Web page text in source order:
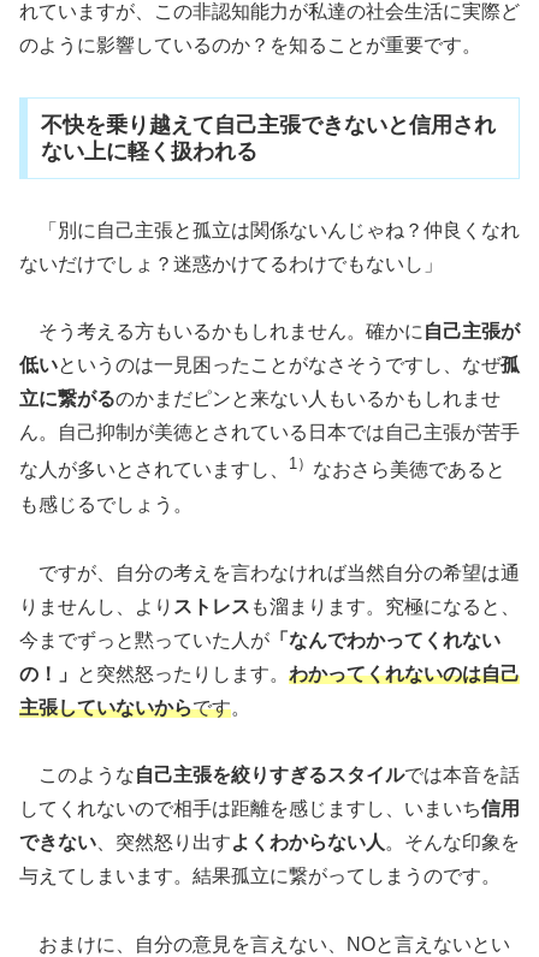
れていますが、この非認知能力が私達の社会生活に実際ど
のように影響しているのか？を知ることが重要です。
不快を乗り越えて自己主張できないと信用され
ない上に軽く扱われる
「別に自己主張と孤立は関係ないんじゃね？仲良くなれ
ないだけでしょ？迷惑かけてるわけでもないし」
そう考える方もいるかもしれません。確かに自己主張が
低いというのは一見困ったことがなさそうですし、なぜ孤
立に繋がるのかまだピンと来ない人もいるかもしれませ
ん。自己抑制が美徳とされている日本では自己主張が苦手
な人が多いとされていますし、
1） なおさら美徳であると
も感じるでしょう。
ですが、自分の考えを言わなければ当然自分の希望は通
りませんし、より ストレス も溜まります。究極になると、
今までずっと黙っていた人が 「なんでわかってくれない
の！」
と突然怒ったりします。 わかってくれないのは自己
主張していないからです。
このような自己主張を絞りすぎるスタイルでは本音を話
してくれないので相手は距離を感じますし、いまいち信用
できない 、突然怒り出すよくわからない人 。そんな印象を
与えてしまいます。結果孤立に繋がってしまうのです。
おまけに、自分の意見を言えない、NOと言えないとい